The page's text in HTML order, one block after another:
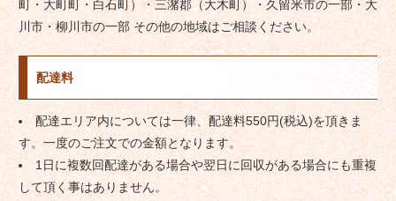
町・大町町・白石町）・三潴郡（大木町）・久留米市の一部・大
川市・柳川市の一部 その他の地域はご相談ください。
配達料
配達エリア内については一律、配達料550円(税込)を頂きま
す。一度のご注文での金額となります。
1日に複数回配達がある場合や翌日に回収がある場合にも重複
して頂く事はありません。